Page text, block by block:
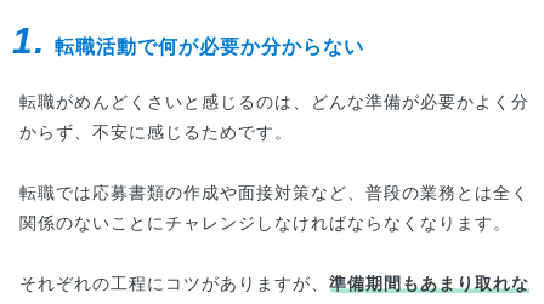
1. 転職活動で何が必要か分からない
転職がめんどくさいと感じるのは、どんな準備が必要かよく分
からず、不安に感じるためです。
転職では応募書類の作成や面接対策など、普段の業務とは全く
関係のないことにチャレンジしなければならなくなります。
それぞれの工程にコツがありますが、 準備期間もあまり取れな